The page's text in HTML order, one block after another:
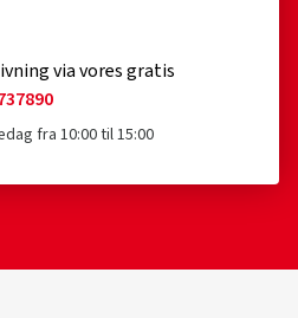
via vores gratis
fra 10:00 til 15:00